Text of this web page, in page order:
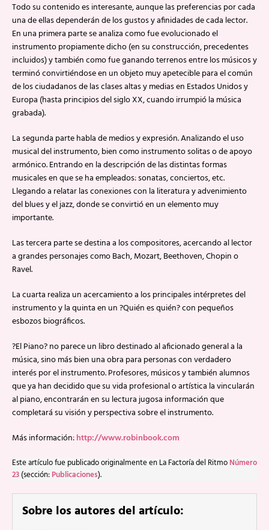
Todo su contenido es interesante, aunque las preferencias por cada
una de ellas dependerán de los gustos y afinidades de cada lector.
En una primera parte se analiza como fue evolucionado el
instrumento propiamente dicho (en su construcción, precedentes
incluidos) y también como fue ganando terrenos entre los músicos y
terminó convirtiéndose en un objeto muy apetecible para el común
de los ciudadanos de las clases altas y medias en Estados Unidos y
Europa (hasta principios del siglo XX, cuando irrumpió la música
grabada).
La segunda parte habla de medios y expresión. Analizando el uso
musical del instrumento, bien como instrumento solitas o de apoyo
armónico. Entrando en la descripción de las distintas formas
musicales en que se ha empleados: sonatas, conciertos, etc.
Llegando a relatar las conexiones con la literatura y advenimiento
del blues y el jazz, donde se convirtió en un elemento muy
importante.
Las tercera parte se destina a los compositores, acercando al lector
a grandes personajes como Bach, Mozart, Beethoven, Chopin o
Ravel.
La cuarta realiza un acercamiento a los principales intérpretes del
instrumento y la quinta en un ?Quién es quién? con pequeños
esbozos biográficos.
?El Piano? no parece un libro destinado al aficionado general a la
música, sino más bien una obra para personas con verdadero
interés por el instrumento. Profesores, músicos y también alumnos
que ya han decidido que su vida profesional o artística la vincularán
al piano, encontrarán en su lectura jugosa información que
completará su visión y perspectiva sobre el instrumento.
Más información:http://www.robinbook.com
Este artículo fue publicado originalmente en La Factoría del Ritmo Número
23 (sección: Publicaciones).
Sobre los autores del artículo: